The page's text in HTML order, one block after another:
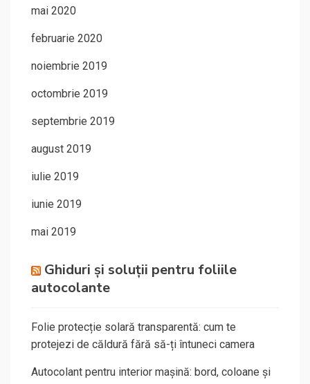
mai 2020
februarie 2020
noiembrie 2019
octombrie 2019
septembrie 2019
august 2019
iulie 2019
iunie 2019
mai 2019
Ghiduri și soluții pentru foliile
autocolante
Folie protecție solară transparentă: cum te
protejezi de căldură fără să-ți întuneci camera
Autocolant pentru interior mașină: bord, coloane și